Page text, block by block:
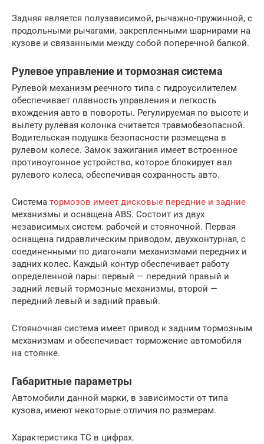
Задняя является полузависимой, рычажно-пружинной, с
продольными рычагами, закрепленными шарнирами на
кузове и связанными между собой поперечной балкой.
Рулевое управление и тормозная система
Рулевой механизм реечного типа с гидроусилителем
обеспечивает плавность управления и легкость
вхождения авто в повороты. Регулируемая по высоте и
вылету рулевая колонка считается травмобезопасной.
Водительская подушка безопасности размещена в
рулевом колесе. Замок зажигания имеет встроенное
противоугонное устройство, которое блокирует вал
рулевого колеса, обеспечивая сохранность авто.
Система тормозов имеет дисковые передние и задние
механизмы и оснащена ABS. Состоит из двух
независимых систем: рабочей и стояночной. Первая
оснащена гидравлическим приводом, двухконтурная, с
соединенными по диагонали механизмами передних и
задних колес. Каждый контур обеспечивает работу
определенной пары: первый — передний правый и
задний левый тормозные механизмы, второй —
передний левый и задний правый.
Стояночная система имеет привод к задним тормозным
механизмам и обеспечивает торможение автомобиля
на стоянке.
Габаритные параметры
Автомобили данной марки, в зависимости от типа
кузова, имеют некоторые отличия по размерам.
Характеристика ТС в цифрах.